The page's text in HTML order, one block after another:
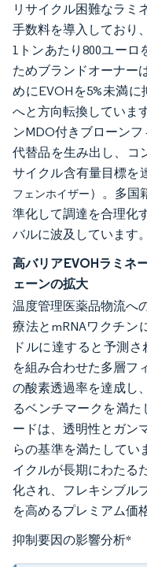
リサイクル困難なラミ
手数料を導入しており
1トンあたり800ユー
ためブランドオーナー
めにEVOHを5%未満
へと方向転換していま
ンMDO付きブローン
代替品を生み出し、コ
サイクル含有量目標を
フェンホイザー）。多国
準化して調達を合理化
バルに波及しています。
高バリアEVOHラミネ
ェーンの拡大
温度管理医薬品物流へ
療法とmRNAワクチン
ドルに達すると予測
を組み合わせた多層フ
の酸素透過率を達成し
るベンチマークを満
ードは、透明性とガン
らの基準を満たしてい
イクルが長期にわたる
化され、フレキシブル
を高めるプレミアム価
抑制要因の影響分析*